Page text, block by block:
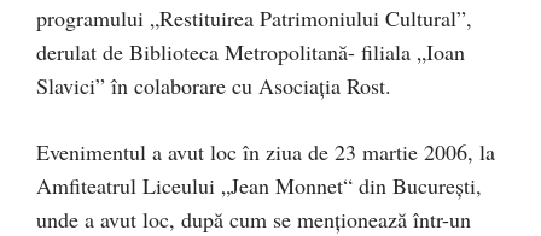
programului „Restituirea Patrimoniului Cultural”,
derulat de Biblioteca Metropolitană- filiala „Ioan
Slavici” în colaborare cu Asociația Rost.
Evenimentul a avut loc în ziua de 23 martie 2006, la
Amfiteatrul Liceului „Jean Monnet“ din București,
unde a avut loc, după cum se menționează într-un